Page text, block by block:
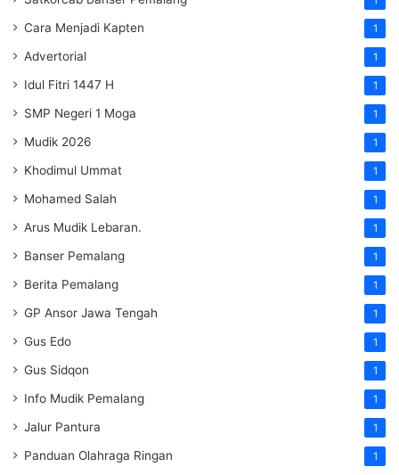
Cara Menjadi Kapten 1
Advertorial 1
Idul Fitri 1447 H 1
SMP Negeri 1 Moga 1
Mudik 2026 1
Khodimul Ummat 1
Mohamed Salah 1
Arus Mudik Lebaran. 1
Banser Pemalang 1
Berita Pemalang 1
GP Ansor Jawa Tengah 1
Gus Edo 1
Gus Sidqon 1
Info Mudik Pemalang 1
Jalur Pantura 1
Panduan Olahraga Ringan 1